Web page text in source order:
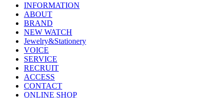
INFORMATION
ABOUT
BRAND
NEW WATCH
Jewelry&Stationery
VOICE
SERVICE
RECRUIT
ACCESS
CONTACT
ONLINE SHOP